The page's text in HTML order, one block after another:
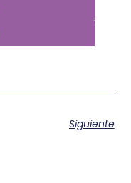
Siguiente